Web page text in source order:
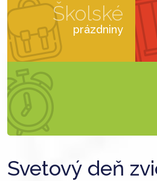
Školské
prázdniny
Svetový deň